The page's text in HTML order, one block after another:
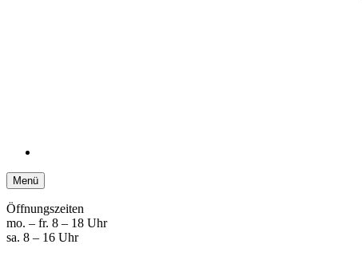
Menü
Öffnungszeiten
mo. – fr. 8 – 18 Uhr
sa. 8 – 16 Uhr